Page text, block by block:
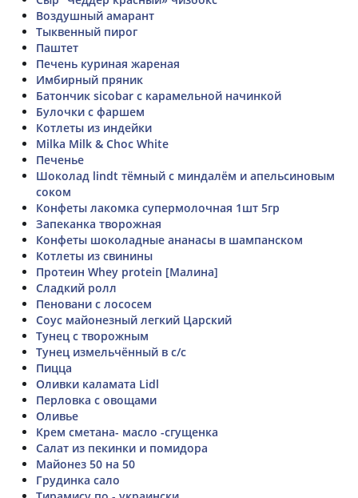
Воздушный амарант
Тыквенный пирог
Паштет
Печень куриная жареная
Имбирный пряник
Батончик sicobar с карамельной начинкой
Булочки с фаршем
Котлеты из индейки
Milka Milk & Choc White
Печенье
Шоколад lindt тёмный с миндалём и апельсиновым
соком
Конфеты лакомка супермолочная 1шт 5гр
Запеканка творожная
Конфеты шоколадные ананасы в шампанском
Котлеты из свинины
Протеин Whey protein [Малина]
Сладкий ролл
Пеновани с лососем
Соус майонезный легкий Царский
Тунец с творожным
Тунец измельчённый в с/с
Пицца
Оливки каламата Lidl
Перловка с овощами
Оливье
Крем сметана- масло -сгущенка
Салат из пекинки и помидора
Майонез 50 на 50
Грудинка сало